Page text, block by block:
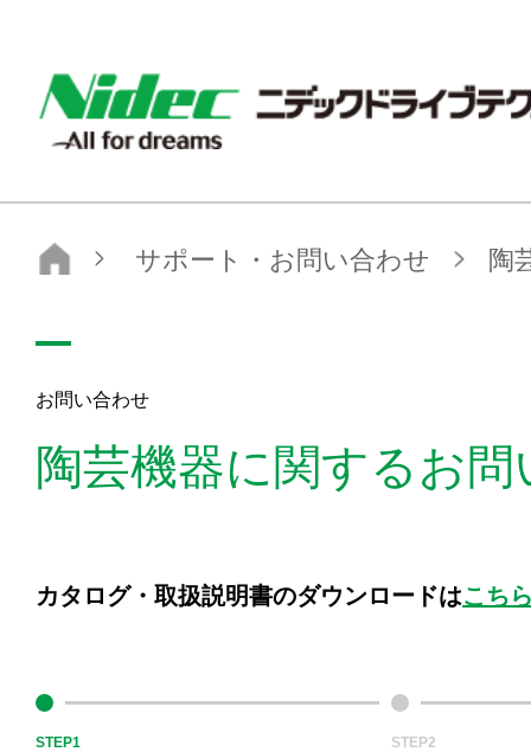
nidec-drivetechnology
サポート・お問い合わせ 陶芸機器に関するお問い合わせ
お問い合わせ
陶芸機器に関するお
カタログ・取扱説明書のダウンロードはこち
STEP1 STEP2